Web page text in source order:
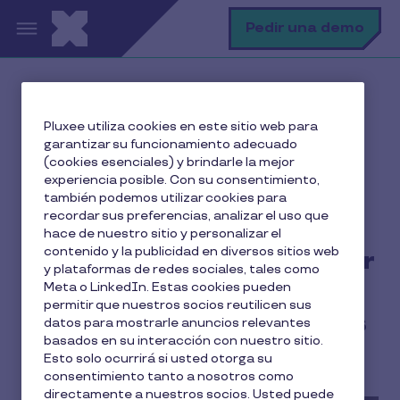
Pasar al contenido principal Pedir una demo
Pluxee junto a MadBlue Impact Summit 2024: por un
mundo de oportunidades para todos
Pluxee junto a MadBlue
Impact Summit 2024: por
un mundo de
oportunidades para todos
3 min de lectura 26 Abril 2024
Pluxee utiliza cookies en este sitio web para
garantizar su funcionamiento adecuado
(cookies esenciales) y brindarle la mejor
experiencia posible. Con su consentimiento,
también podemos utilizar cookies para
recordar sus preferencias, analizar el uso que
hace de nuestro sitio y personalizar el
contenido y la publicidad en diversos sitios web
y plataformas de redes sociales, tales como
Meta o LinkedIn. Estas cookies pueden
permitir que nuestros socios reutilicen sus
datos para mostrarle anuncios relevantes
basados en su interacción con nuestro sitio.
Esto solo ocurrirá si usted otorga su
consentimiento tanto a nosotros como
directamente a nuestros socios. Usted puede